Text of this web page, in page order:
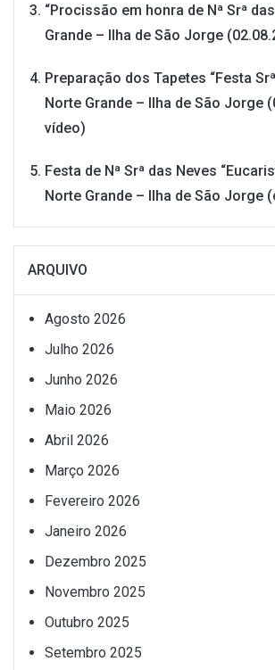
“Procissão em honra de Nª Srª
Grande – Ilha de São Jorge
Preparação dos Tapetes “Festa
Norte Grande – Ilha de São Jorge
vídeo)
Festa de Nª Srª das Neves
Norte Grande – Ilha de São Jorge
ARQUIVO
Agosto 2026
Julho 2026
Junho 2026
Maio 2026
Abril 2026
Março 2026
Fevereiro 2026
Janeiro 2026
Dezembro 2025
Novembro 2025
Outubro 2025
Setembro 2025